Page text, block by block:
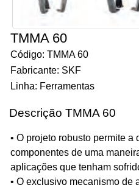
TMMA 60
Código: TMMA 60
Fabricante: SKF
Linha: Ferramentas
Descrição TMMA 60
• O projeto robusto permite a
componentes de uma
aplicações que tenham
• O exclusivo mecanismo de